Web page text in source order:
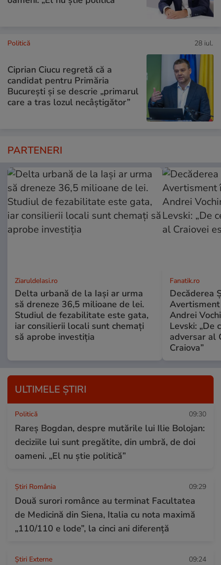
Politică 28 iul.
Ciprian Ciucu regretă că a
candidat pentru Primăria
București și se descrie „primarul
care a tras lozul necâștigător”
PARTENERI
ZiaruldeIasi.ro
Delta urbană de la Iași ar urma
să dreneze 36,5 milioane de lei.
Studiul de fezabilitate este gata,
iar consilierii locali sunt chemați
să aprobe investiția
Fanatik.ro
Decăderea
Andrei
Levski: „De
adversar al
Craiova”
ULTIMELE ȘTIRI
Politică 09:30
Rareș Bogdan, despre mutările lui Ilie Bolojan:
deciziile lui sunt pregătite, din umbră, de doi
oameni. „El nu știe politică”
Știri România 09:29
Două surori românce au terminat Facultatea
de Medicină din Siena, Italia cu nota maximă
„110/110 e lode”, la cinci ani diferență
Știri Externe 09:24